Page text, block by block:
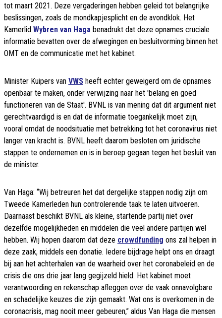
tot maart 2021. Deze vergaderingen hebben geleid tot belangrijke
beslissingen, zoals de mondkapjesplicht en de avondklok. Het
Kamerlid Wybren van Haga benadrukt dat deze opnames cruciale
informatie bevatten over de afwegingen en besluitvorming binnen het
OMT en de communicatie met het kabinet.
Minister Kuipers van VWS heeft echter geweigerd om de opnames
openbaar te maken, onder verwijzing naar het 'belang en goed
functioneren van de Staat'. BVNL is van mening dat dit argument niet
gerechtvaardigd is en dat de informatie toegankelijk moet zijn,
vooral omdat de noodsituatie met betrekking tot het coronavirus niet
langer van kracht is. BVNL heeft daarom besloten om juridische
stappen te ondernemen en is in beroep gegaan tegen het besluit van
de minister.
Van Haga: “Wij betreuren het dat dergelijke stappen nodig zijn om
Tweede Kamerleden hun controlerende taak te laten uitvoeren.
Daarnaast beschikt BVNL als kleine, startende partij niet over
dezelfde mogelijkheden en middelen die veel andere partijen wel
hebben. Wij hopen daarom dat deze crowdfunding ons zal helpen in
deze zaak, middels een donatie. Iedere bijdrage helpt ons en draagt
bij aan het achterhalen van de waarheid over het coronabeleid en de
crisis die ons drie jaar lang gegijzeld hield. Het kabinet moet
verantwoording en rekenschap afleggen over de vaak onnavolgbare
en schadelijke keuzes die zijn gemaakt. Wat ons is overkomen in de
coronacrisis, mag nooit meer gebeuren,” aldus Van Haga die mensen